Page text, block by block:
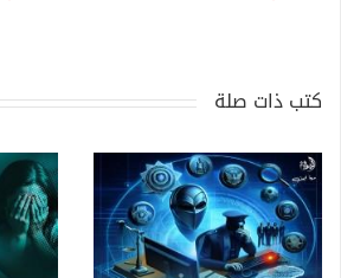
كتب ذات صلة